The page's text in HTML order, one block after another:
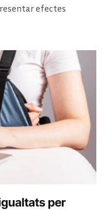
efectes
per